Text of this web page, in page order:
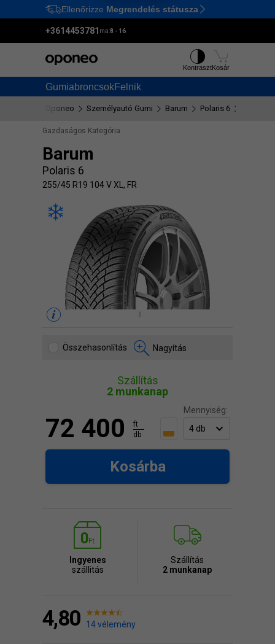
Ctrl M
Ellenőrizze Megrendelés státusza
+3614453781 ma:8 - 16
GumiabroncsokFelnik
KontrasztKosár
Oponeo Személyautó Gumi Barum Polaris 6
Gazdaságos Kategória
Barum
Polaris 6
255/45 R19 104 V XL, FR
Összehasonlítás Nagyítás
Szállítás
2 munkanap
Mennyiség:
72 400
ft
db
Kosárba
Ingyenes
szállitás
Szállítás
2 munkanap
4,80 14 vélemény